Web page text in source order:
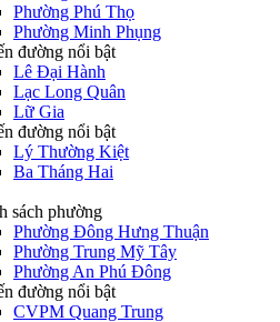
Phường Phú Thọ
Phường Minh Phụng
đường nổi bật
Lê Đại Hành
Lạc Long Quân
Lữ Gia
đường nổi bật
Lý Thường Kiệt
Ba Tháng Hai
sách phường
Phường Đông Hưng Thuận
Phường Trung Mỹ Tây
Phường An Phú Đông
đường nổi bật
CVPM Quang Trung